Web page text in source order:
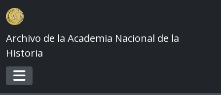
Skip to main content
Archivo de la Academia Nacional de la
Historia
Toggle navigation